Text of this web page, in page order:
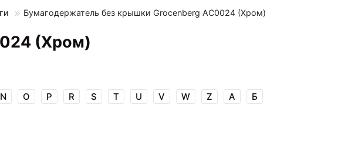
Бумагодержатель без крышки Grocenberg AC0024 (Хром)
(Хром)
N O P R S T U V W Z А Б